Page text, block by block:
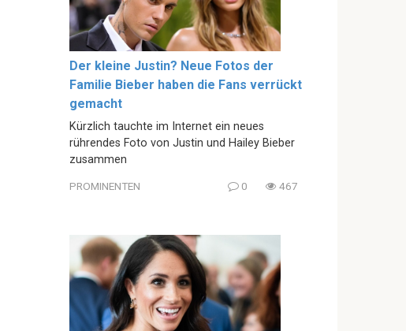
Der kleine Justin? Neue Fotos der
Familie Bieber haben die Fans verrückt
gemacht
Kürzlich tauchte im Internet ein neues
rührendes Foto von Justin und Hailey Bieber
zusammen
PROMINENTEN 0 467